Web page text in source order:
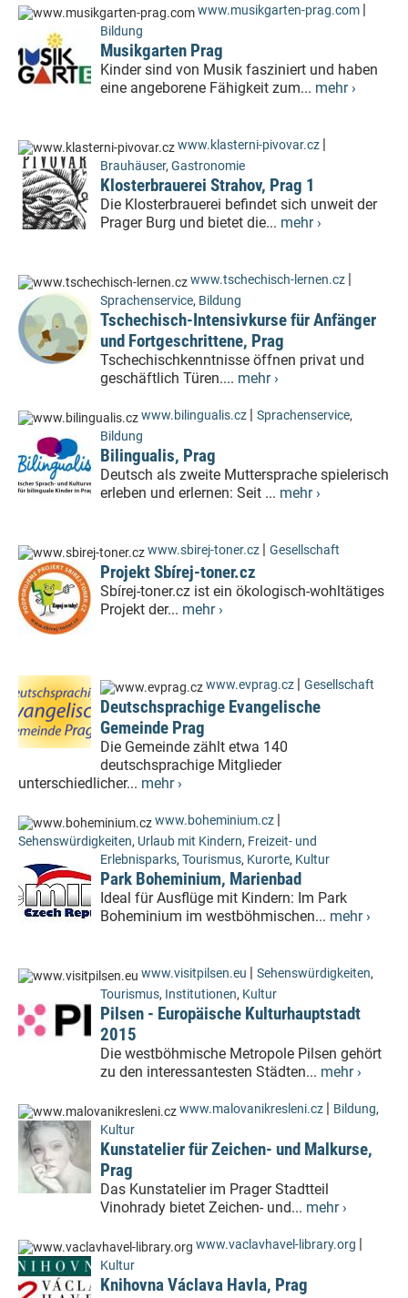
www.musikgarten-prag.com |
Bildung
Musikgarten Prag
Kinder sind von Musik fasziniert und haben
eine angeborene Fähigkeit zum... mehr ›
www.klasterni-pivovar.cz |
Brauhäuser, Gastronomie
Klosterbrauerei Strahov, Prag 1
Die Klosterbrauerei befindet sich unweit der
Prager Burg und bietet die... mehr ›
www.tschechisch-lernen.cz |
Sprachenservice, Bildung
Tschechisch-Intensivkurse für Anfänger
und Fortgeschrittene, Prag
Tschechischkenntnisse öffnen privat und
geschäftlich Türen.... mehr ›
www.bilingualis.cz | Sprachenservice,
Bildung
Bilingualis, Prag
Deutsch als zweite Muttersprache spielerisch
erleben und erlernen: Seit ... mehr ›
www.sbirej-toner.cz | Gesellschaft
Projekt Sbírej-toner.cz
Sbírej-toner.cz ist ein ökologisch-wohltätiges
Projekt der... mehr ›
www.evprag.cz | Gesellschaft
Deutschsprachige Evangelische
Gemeinde Prag
Die Gemeinde zählt etwa 140
deutschsprachige Mitglieder
unterschiedlicher... mehr ›
www.boheminium.cz |
Sehenswürdigkeiten, Urlaub mit Kindern, Freizeit- und
Erlebnisparks, Tourismus, Kurorte, Kultur
Park Boheminium, Marienbad
Ideal für Ausflüge mit Kindern: Im Park
Boheminium im westböhmischen... mehr ›
www.visitpilsen.eu | Sehenswürdigkeiten,
Tourismus, Institutionen, Kultur
Pilsen - Europäische Kulturhauptstadt
2015
Die westböhmische Metropole Pilsen gehört
zu den interessantesten Städten... mehr ›
www.malovanikresleni.cz | Bildung,
Kultur
Kunstatelier für Zeichen- und Malkurse,
Prag
Das Kunstatelier im Prager Stadtteil
Vinohrady bietet Zeichen- und... mehr ›
www.vaclavhavel-library.org |
Kultur
Knihovna Václava Havla, Prag